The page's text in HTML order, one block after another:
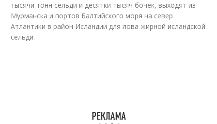
тысячи тонн сельди и десятки тысяч бочек, выходят из
Мурманска и портов Балтийского моря на север
Атлантики в район Исландии для лова жирной исландской
сельди.